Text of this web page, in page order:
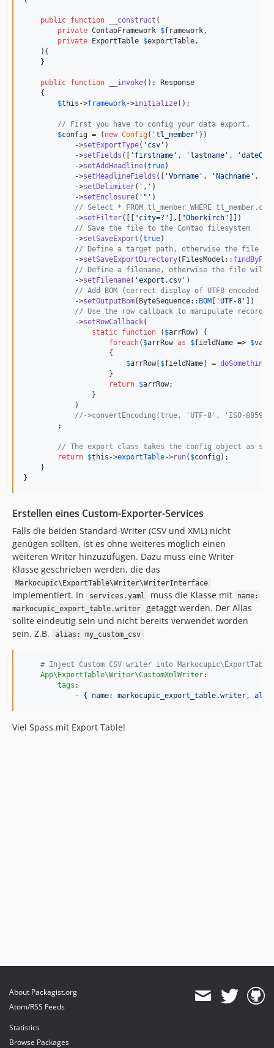
public function __construct (
private ContaoFramework $framework,
private ExportTable $exportTable,
    ){
    }
public function __invoke(): Response
    {
$this ->framework->initialize();
// First you have to config your data export.
$config = ( new Config( 'tl_member ' ))
            ->
setExportType( ' csv ' )
            ->
setFields ([ ' firstname ' , ' lastname ' , '
            ->
setAddHeadline(true)
            ->
setHeadlineFields ([ 'Vorname ' , 'Nachname ' ,
            ->
setDelimiter( ' , ' )
            ->
setEnclosure( ' " ' )
// Select * FROM tl_member WHERE
            ->
setFilter([[ "city=? " ],[ "Oberkirch" ]])
// Save the file to the Contao filesystem
            ->
setSaveExport (true)
// Define a target path, otherwise the file
            ->
setSaveExportDirectory(FilesModel::
// Define a filename, otherwise the file will
            ->
setFilename( 'export.csv ' )
// Add BOM (correct display of UTF8 encoded
            ->
setOutputBom(ByteSequence:: BOM [ 'UTF-8 ' ])
// Use the row callback to manipulate records
            ->
setRowCallback(
static function ( $arrRow) {
foreach( $arrRow as $fieldName => $
                    {
$arrRow [$fieldName] = doSomething
                    }
return $arrRow;
                }
            )
//->convertEncoding(true, 'UTF-8', 'ISO-8859-
        ;
// The export class takes the config object as
return $this ->exportTable->run( $config );
    }
}
Erstellen eines Custom-Exporter-Services
Falls die beiden Standard-Writer (CSV und XML) nicht
genügen sollten, ist es ohne weiteres möglich einen
weiteren Writer hinzuzufügen. Dazu muss eine Writer
Klasse geschrieben werden, die das
Markocupic\ExportTable\Writer\WriterInterface
implementiert. In services.yaml muss die Klasse mit
name:
markocupic_export_table.writer
getaggt werden. Der Alias
sollte eindeutig sein und nicht bereits verwendet worden
sein. Z.B.
alias: my_custom_csv
# Inject Custom CSV writer into
App\ExportTable\Writer\CustomXmlWriter:
tags :
            -
{ name: markocupic_export_table.writer,
Viel Spass mit Export Table!
About Packagist.org
Atom/RSS Feeds
Statistics
Browse Packages